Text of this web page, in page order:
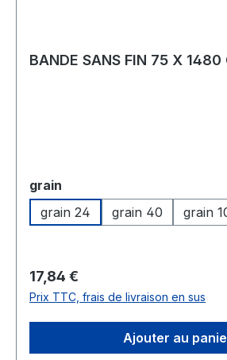
BANDE SANS FIN 75 X 1480
Sélectionnez
grain
grain 24
grain 40 grain
Prix régulier :
17,84 €
Prix TTC, frais de livraison en sus
Ajouter au